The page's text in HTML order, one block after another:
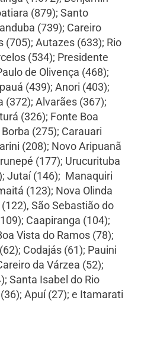
(879); Santo
(739); Careiro
(705); Autazes (633); Rio
(534); Presidente
de Olivença (468);
(439); Anori (403);
(372); Alvarães (367);
(326); Fonte Boa
(275); Carauari
(208); Novo Aripuanã
(177); Urucurituba
Jutaí (146); Manaquiri
(123); Nova Olinda
São Sebastião do
Caapiranga (104);
Vista do Ramos (78);
Codajás (61); Pauini
da Várzea (52);
Santa Isabel do Rio
Apuí (27); e Itamarati